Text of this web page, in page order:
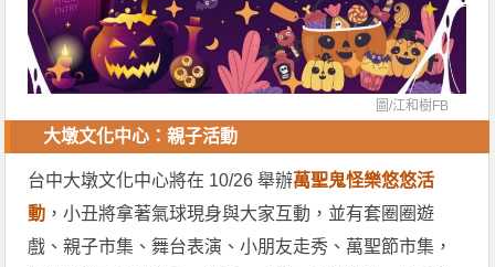
圖/江和樹FB
大墩文化中心：親子活動
台中大墩文化中心將在 10/26 舉辦萬聖鬼怪樂悠悠活
動 ，小丑將拿著氣球現身與大家互動，並有套圈圈遊
戲、親子市集、舞台表演、小朋友走秀、萬聖節市集，